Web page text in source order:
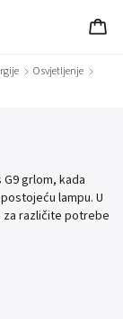
/ Osvjetljenje /
grlom, kada
lampu. U
za različite potrebe